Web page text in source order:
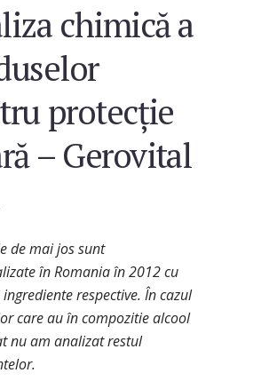
chimică a
protecție
– Gerovital
de mai jos sunt
în Romania în 2012 cu
respective. În cazul
care au în compozitie alcool
nu am analizat restul